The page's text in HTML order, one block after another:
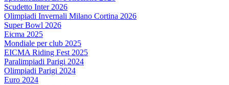
Scudetto Inter 2026
Olimpiadi Invernali Milano Cortina 2026
Super Bowl 2026
Eicma 2025
Mondiale per club 2025
EICMA Riding Fest 2025
Paralimpiadi Parigi 2024
Olimpiadi Parigi 2024
Euro 2024